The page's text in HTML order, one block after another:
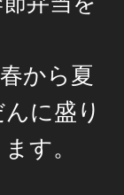
から夏
に盛り
す。